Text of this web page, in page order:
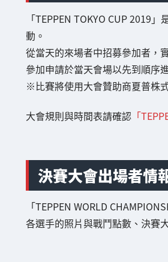
「TEPPEN TOKYO CUP 2019
動。
從當天的來場者中招募參加者，
參加申請於當天會場以先到順序
※比賽將使用大會贊助商夏普株
大會規則與時間表請確認「
決賽大會出場者情
「TEPPEN WORLD
各選手的照片與戰鬥點數、決賽